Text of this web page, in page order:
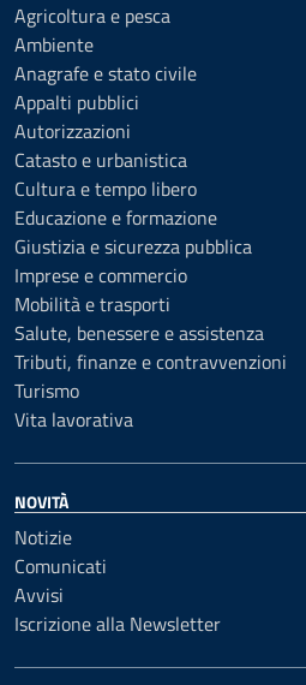
Agricoltura e pesca
Ambiente
Anagrafe e stato civile
Appalti pubblici
Autorizzazioni
Catasto e urbanistica
Cultura e tempo libero
Educazione e formazione
Giustizia e sicurezza pubblica
Imprese e commercio
Mobilità e trasporti
Salute, benessere e assistenza
Tributi, finanze e contravvenzioni
Turismo
Vita lavorativa
NOVITÀ
Notizie
Comunicati
Avvisi
Iscrizione alla Newsletter